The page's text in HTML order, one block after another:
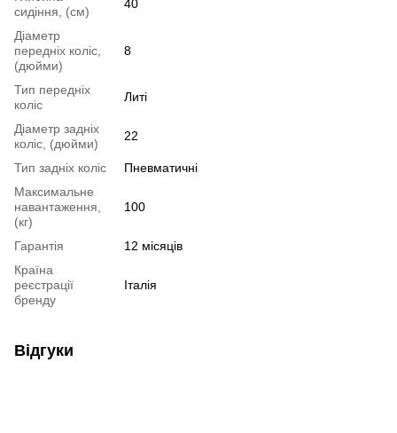
сидіння, (см)
40
Діаметр
передніх коліс,
(дюйми)
8
Тип передніх
коліс
Литі
Діаметр задніх
коліс, (дюйми)
22
Тип задніх коліс
Пневматичні
Максимальне
навантаження,
(кг)
100
Гарантія
12 місяців
Країна
реєстрації
бренду
Італія
Відгуки